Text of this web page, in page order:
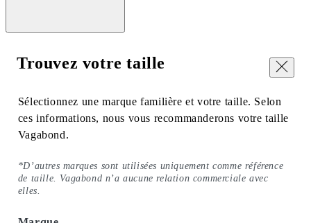
Fermer
Trouvez votre taille
Sélectionnez une marque familière et votre taille. Selon
ces informations, nous vous recommanderons votre taille
Vagabond.
*D’autres marques sont utilisées uniquement comme référence
de taille. Vagabond n’a aucune relation commerciale avec
elles.